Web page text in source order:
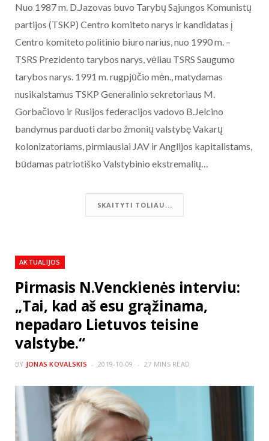
Nuo 1987 m. D.Jazovas buvo Tarybų Sąjungos Komunistų
partijos (TSKP) Centro komiteto narys ir kandidatas į
Centro komiteto politinio biuro narius, nuo 1990 m. –
TSRS Prezidento tarybos narys, vėliau TSRS Saugumo
tarybos narys. 1991 m. rugpjūčio mėn., matydamas
nusikalstamus TSKP Generalinio sekretoriaus M.
Gorbačiovo ir Rusijos federacijos vadovo B.Jelcino
bandymus parduoti darbo žmonių valstybę Vakarų
kolonizatoriams, pirmiausiai JAV ir Anglijos kapitalistams,
būdamas patriotiško Valstybinio ekstremalių…
SKAITYTI TOLIAU...
AKTUALIJOS
Pirmasis N.Venckienės interviu:
„Tai, kad aš esu grąžinama,
nepadaro Lietuvos teisine
valstybe.“
BY JONAS KOVALSKIS 2019-10-09 27 MINS READ